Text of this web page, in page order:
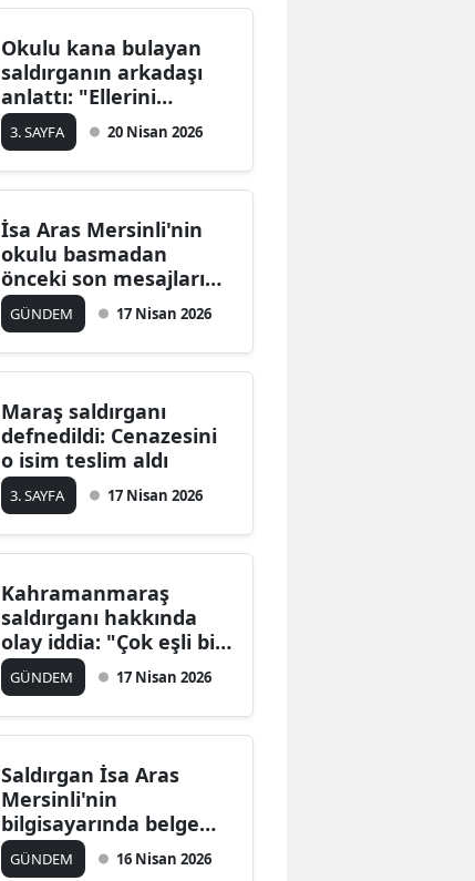
Okulu kana bulayan
saldırganın arkadaşı
anlattı: "Ellerini
deşerdi, sırası kan
olurdu"
3. SAYFA 20 Nisan 2026
İsa Aras Mersinli'nin
okulu basmadan
önceki son mesajları
korkunç! Babası için de
böyle söylemiş
GÜNDEM 17 Nisan 2026
Maraş saldırganı
defnedildi: Cenazesini
o isim teslim aldı
3. SAYFA 17 Nisan 2026
Kahramanmaraş
saldırganı hakkında
olay iddia: "Çok eşli bir
ilişkimiz vardı"
GÜNDEM 17 Nisan 2026
Saldırgan İsa Aras
Mersinli'nin
bilgisayarında belge
bulundu
GÜNDEM 16 Nisan 2026